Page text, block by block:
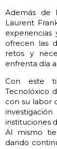
Además de
Laurent
experiencias
ofrecen las
retos y
enfrenta día a
Con este
Tecnolóxico
con su labor
instituciones
Al mismo
dando